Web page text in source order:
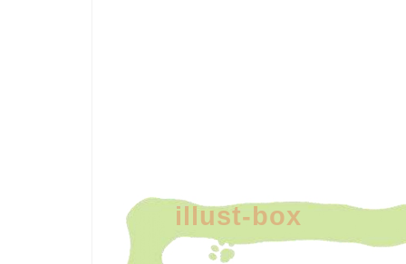
illust-box